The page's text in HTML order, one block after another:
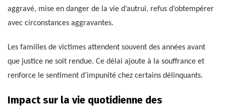
aggravé, mise en danger de la vie d’autrui, refus d’obtempérer
avec circonstances aggravantes.
Les familles de victimes attendent souvent des années avant
que justice ne soit rendue. Ce délai ajoute à la souffrance et
renforce le sentiment d’impunité chez certains délinquants.
Impact sur la vie quotidienne des